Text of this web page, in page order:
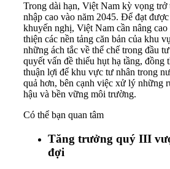
Trong dài hạn, Việt Nam kỳ vọng trở
nhập cao vào năm 2045. Để đạt
khuyến nghị, Việt Nam cần nâng cao
thiện các nền tảng căn bản của khu
những ách tắc về thể chế trong đầu
quyết vấn đề thiếu hụt hạ tầng, đồng
thuận lợi để khu vực tư nhân trong
quả hơn, bên cạnh việc xử lý những
hậu và bền vững môi trường.
Có thể bạn quan tâm
Tăng trưởng quý III
đợi